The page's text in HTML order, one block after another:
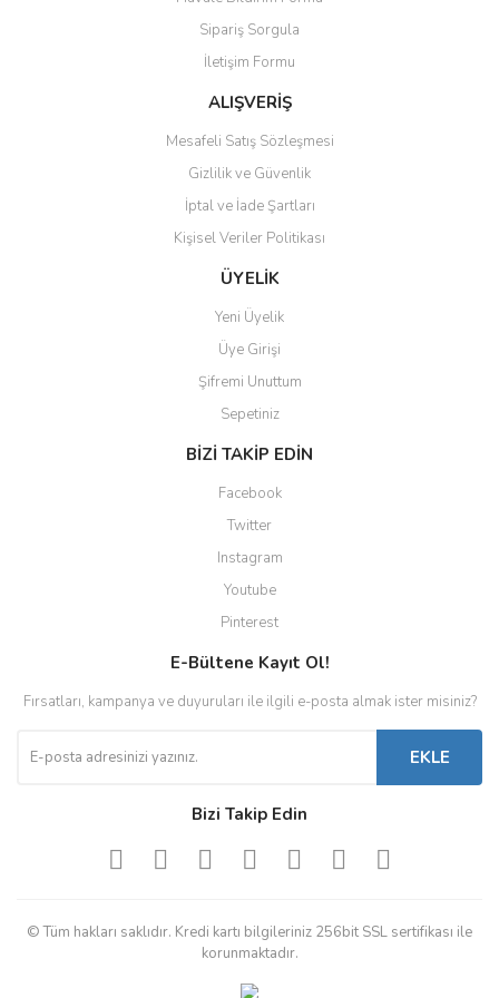
Ürün bilgilerinde hatalar bulunuyor.
Ürün fiyatı diğer sitelerden daha pahalı.
Bu ürüne benzer farklı alternatifler olmalı.
Gönder
Sipariş Sorgula
İletişim Formu
ALIŞVERİŞ
Mesafeli Satış Sözleşmesi
Gizlilik ve Güvenlik
İptal ve İade Şartları
Kişisel Veriler Politikası
ÜYELİK
Yeni Üyelik
Üye Girişi
Şifremi Unuttum
Sepetiniz
BİZİ TAKİP EDİN
Facebook
Twitter
Instagram
Youtube
Pinterest
E-Bültene Kayıt Ol!
Fırsatları, kampanya ve duyuruları ile ilgili e-posta almak ister misiniz?
EKLE
Bizi Takip Edin
© Tüm hakları saklıdır. Kredi kartı bilgileriniz 256bit SSL sertifikası ile
korunmaktadır.